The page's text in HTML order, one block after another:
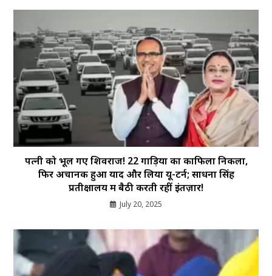
पत्नी को भूल गए शिवराज! 22 गाड़ियों का काफिला निकला,
फिर अचानक हुआ याद और लिया यू-टर्न; साधना सिंह
प्रतीक्षालय में बैठी करती रहीं इंतज़ार!
July 20, 2025